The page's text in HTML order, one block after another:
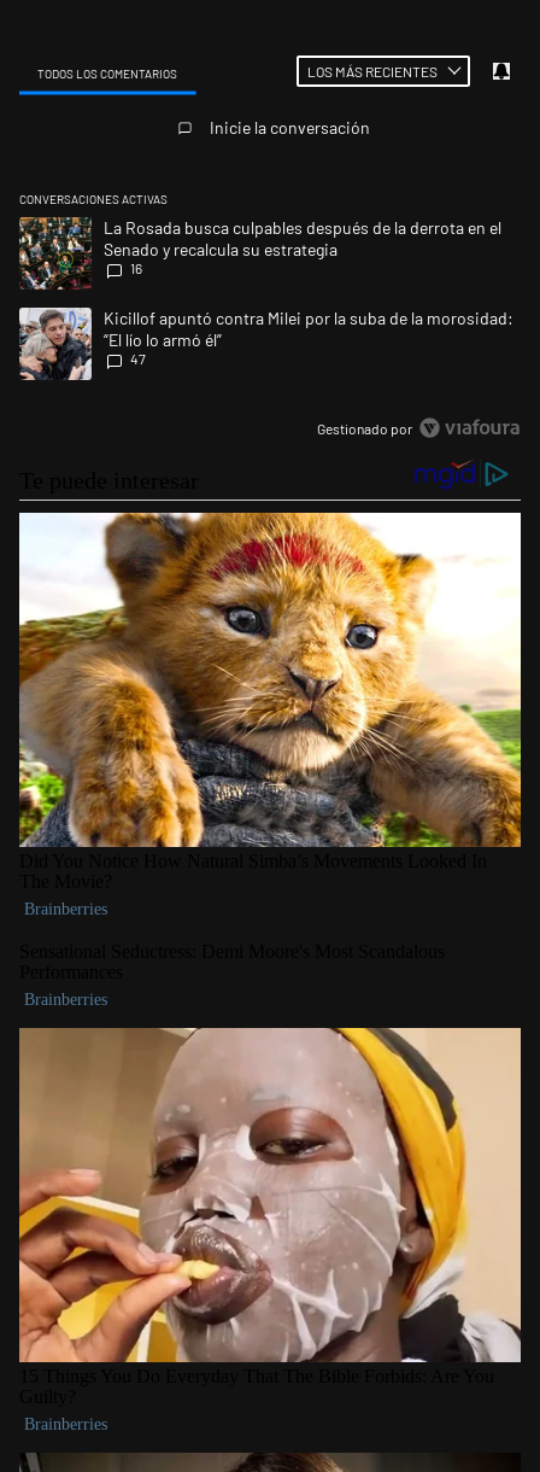
TODOS LOS COMENTARIOS LOS MÁS RECIENTES
Inicie la conversación
CONVERSACIONES ACTIVAS
Este listado muestra los artículos con más comentarios en los últimos
Un artículo de tendencia con el título "La Rosada busca culpables
La Rosada busca culpables después de la derrota en el
Senado y recalcula su estrategia
16
Un artículo de tendencia con el título "Kicillof apuntó contra Milei por
Kicillof apuntó contra Milei por la suba de la morosidad:
“El lío lo armó él”
47
Gestionado por